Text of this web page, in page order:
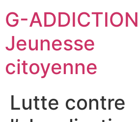
G-ADDICTION
Jeunesse
citoyenne
Lutte contre